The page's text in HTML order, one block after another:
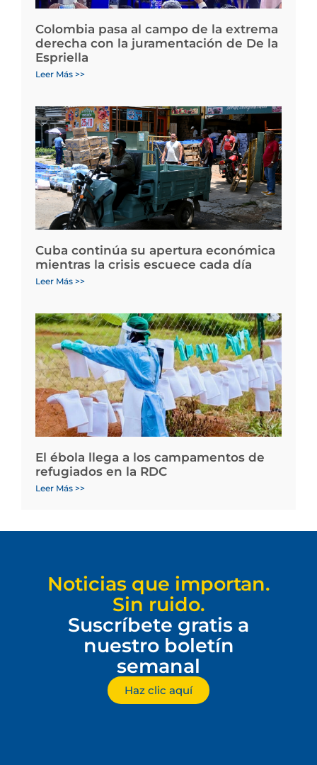
Colombia pasa al campo de la extrema
derecha con la juramentación de De la
Espriella
Leer Más >>
Cuba continúa su apertura económica
mientras la crisis escuece cada día
Leer Más >>
El ébola llega a los campamentos de
refugiados en la RDC
Leer Más >>
Noticias que importan.
Sin ruido.
Suscríbete gratis a
nuestro boletín
semanal
Haz clic aquí